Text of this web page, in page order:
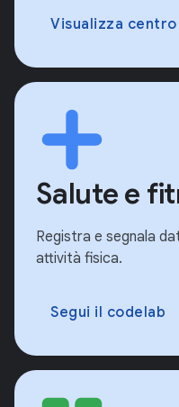
Visualizza
Salute e
Registra e segnala
attività fisica.
Segui il codelab